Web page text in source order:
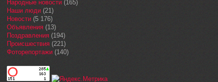
Народные новости (165)
Наши люди (21)
Новости (5 176)
Объявления (13)
Поздравления (194)
Происшествия (221)
Фоторепортажи (140)